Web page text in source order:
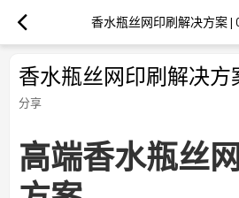
香水瓶丝网印刷解决方案 |
香水瓶丝网印刷解决方
分享
高端香水瓶丝